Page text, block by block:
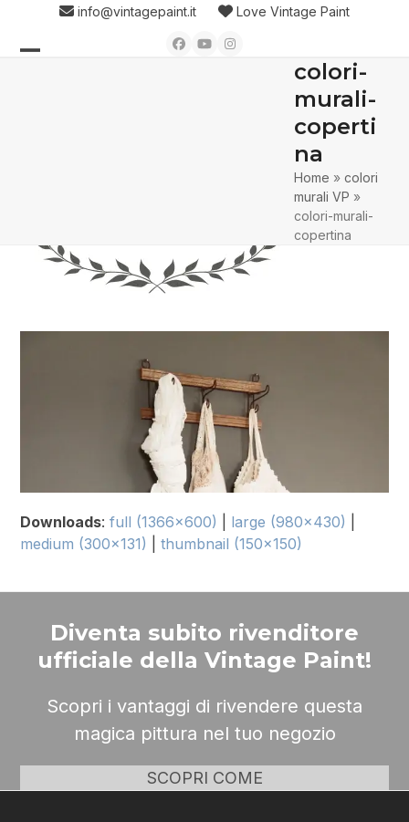
content
info@vintagepaint.it Love Vintage Paint
Facebook
YouTubeInstagram
colori-
murali-
coperti
na
Home »colori
murali VP »
colori-murali-
copertina
Downloads:full (1366x600) large (980x430)
medium (300x131)
|thumbnail (150x150)
Diventa subito rivenditore
ufficiale della Vintage Paint!
Scopri i vantaggi di rivendere questa
magica pittura nel tuo negozio
SCOPRI COME